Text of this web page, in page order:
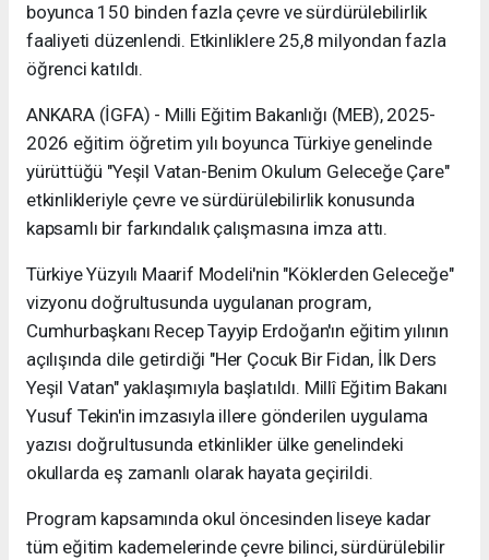
boyunca 150 binden fazla çevre ve sürdürülebilirlik
faaliyeti düzenlendi. Etkinliklere 25,8 milyondan fazla
öğrenci katıldı.
ANKARA (İGFA) - Milli Eğitim Bakanlığı (MEB), 2025-
2026 eğitim öğretim yılı boyunca Türkiye genelinde
yürüttüğü "Yeşil Vatan-Benim Okulum Geleceğe Çare"
etkinlikleriyle çevre ve sürdürülebilirlik konusunda
kapsamlı bir farkındalık çalışmasına imza attı.
Türkiye Yüzyılı Maarif Modeli'nin "Köklerden Geleceğe"
vizyonu doğrultusunda uygulanan program,
Cumhurbaşkanı Recep Tayyip Erdoğan'ın eğitim yılının
açılışında dile getirdiği "Her Çocuk Bir Fidan, İlk Ders
Yeşil Vatan" yaklaşımıyla başlatıldı. Millî Eğitim Bakanı
Yusuf Tekin'in imzasıyla illere gönderilen uygulama
yazısı doğrultusunda etkinlikler ülke genelindeki
okullarda eş zamanlı olarak hayata geçirildi.
Program kapsamında okul öncesinden liseye kadar
tüm eğitim kademelerinde çevre bilinci, sürdürülebilir